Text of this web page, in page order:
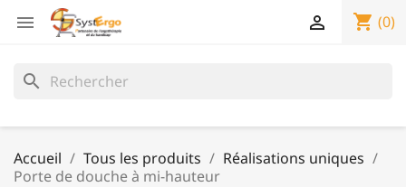
 shopping_cart (0)

search
Accueil Tous les produits
Réalisations uniques
Porte de douche à mi-hauteur